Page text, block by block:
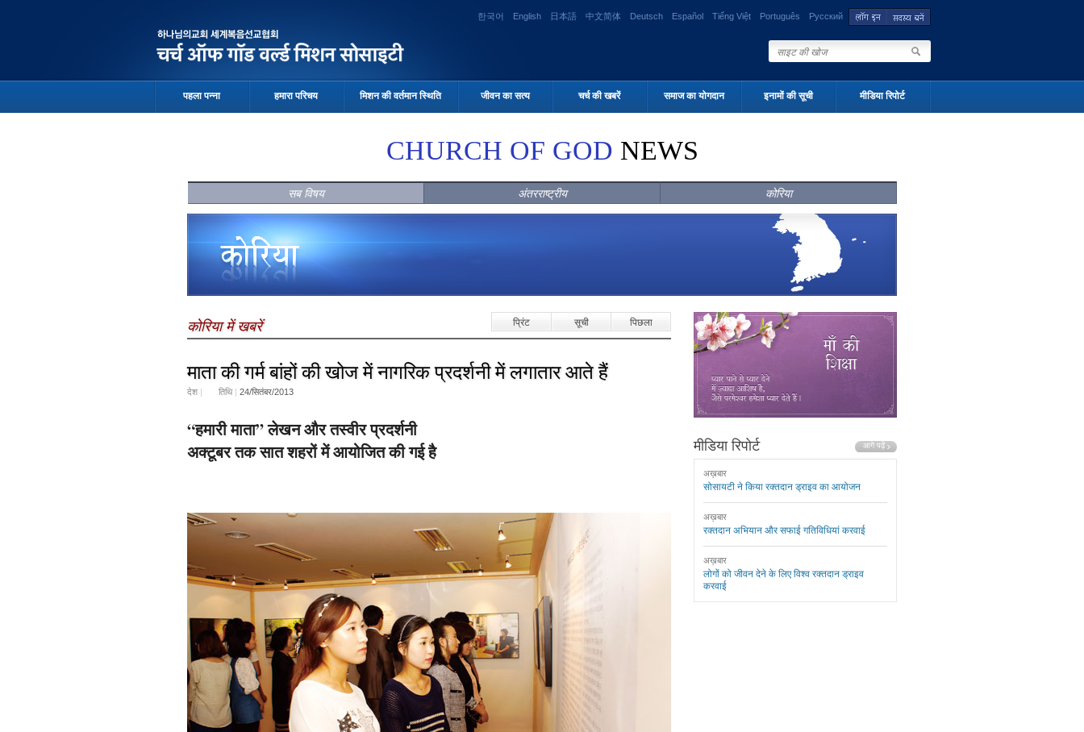
한국어 English 日本語 中文简体 Deutsch Español Tiếng Việt Português Русский
पहला पन्ना हमारा परिचय मिशन की वर्तमान स्थिति जीवन का सत्य चर्च की खबरें समाज का योगदान इनामों की सूची मीडिया रिपोर्ट
CHURCH OF GOD NEWS
सब विषय अंतरराष्ट्रीय कोरिया
कोरिया में खबरें प्रिंट सूची पिछला
माता की गर्म बांहों की खोज में नागरिक प्रदर्शनी में लगातार आते हैं
देश | तिथि | 24/सितंबर/2013
“हमारी माता” लेखन और तस्वीर प्रदर्शनी
अक्टूबर तक सात शहरों में आयोजित की गई है
मीडिया रिपोर्ट
अख़बार
सोसायटी ने किया रक्तदान ड्राइव का आयोजन
अख़बार
रक्तदान अभियान और सफाई गतिविधियां करवाई
अख़बार
लोगों को जीवन देने के लिए विश्व रक्तदान ड्राइव
करवाई